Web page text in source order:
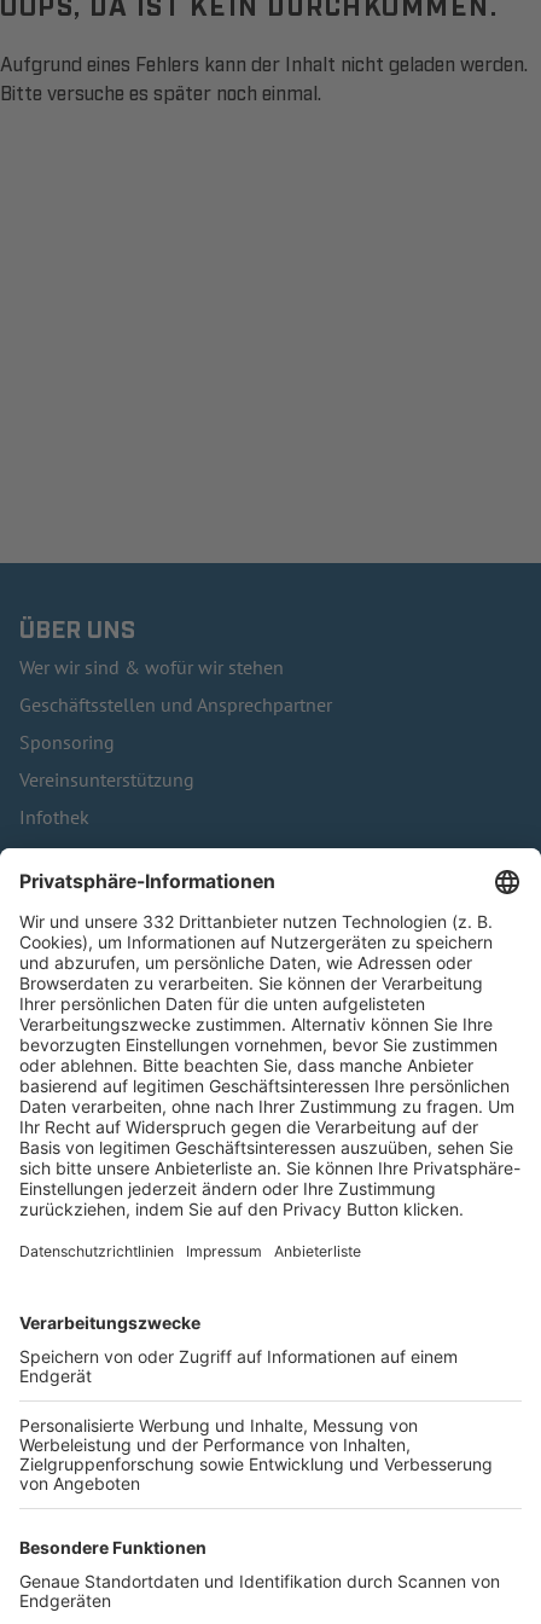
Aufgrund eines Fehlers kann der Inhalt nicht geladen werden.
Bitte versuche es später noch einmal.
ÜBER UNS
Wer wir sind & wofür wir stehen
Geschäftsstellen und Ansprechpartner
Sponsoring
Vereinsunterstützung
Infothek
Kontakt
HÄUFIG BESUCHTE SEITEN
Pässe und Vereinswechsel
Trainerausbildung
Schulungsangebot Vereinsmitarbeiter
BFV-Geschäftsstellen
Trainerbörse
Login SpielPlus
FOLGE DEM BFV
TOP-VEREINE
TOP-PARTNER